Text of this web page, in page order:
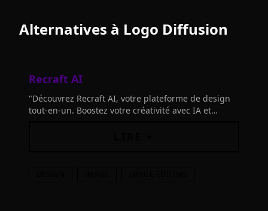
Alternatives à Logo Diffusion
Recraft AI
"Découvrez Recraft AI, votre plateforme de design
tout-en-un. Boostez votre créativité avec IA et